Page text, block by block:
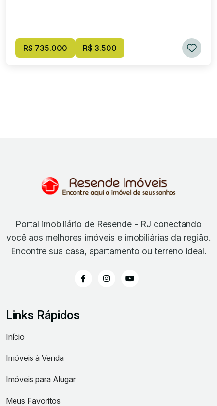
R$ 735.000 R$ 3.500
Portal imobiliário de Resende - RJ conectando
você aos melhores imóveis e imobiliárias da região.
Encontre sua casa, apartamento ou terreno ideal.
Links Rápidos
Início
Imóveis à Venda
Imóveis para Alugar
Meus Favoritos